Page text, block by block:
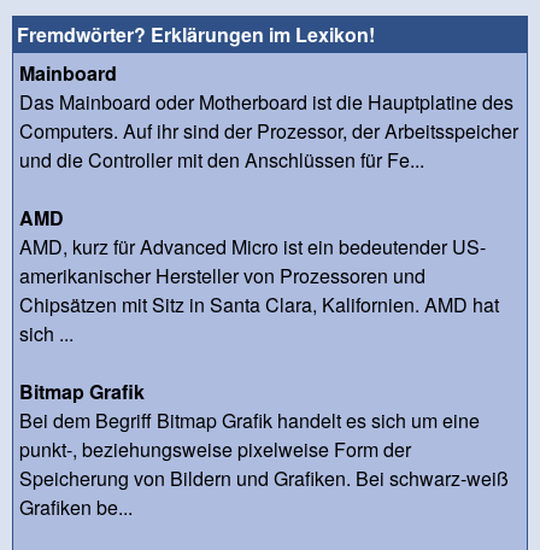
Fremdwörter? Erklärungen im Lexikon!
Mainboard
Das Mainboard oder Motherboard ist die Hauptplatine des
Computers. Auf ihr sind der Prozessor, der Arbeitsspeicher
und die Controller mit den Anschlüssen für Fe...
AMD
AMD, kurz für Advanced Micro ist ein bedeutender US-
amerikanischer Hersteller von Prozessoren und
Chipsätzen mit Sitz in Santa Clara, Kalifornien. AMD hat
sich ...
Bitmap Grafik
Bei dem Begriff Bitmap Grafik handelt es sich um eine
punkt-, beziehungsweise pixelweise Form der
Speicherung von Bildern und Grafiken. Bei schwarz-weiß
Grafiken be...